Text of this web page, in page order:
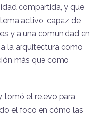
compartida, y que
activo, capaz de
y a una comunidad en
la arquitectura como
más que como
tomó el relevo para
el foco en cómo las